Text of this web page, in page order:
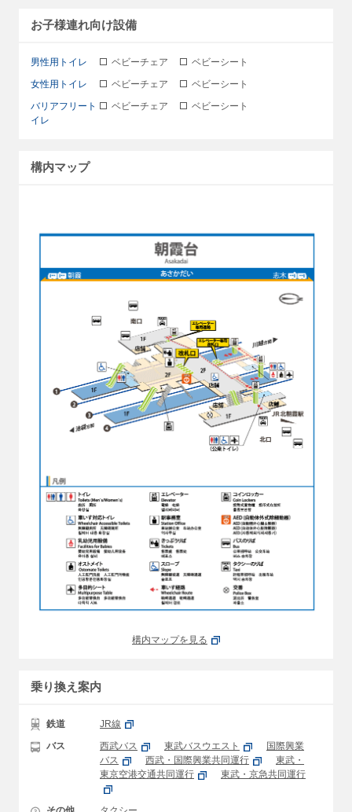
お子様連れ向け設備
男性用トイレ ベビーチェア
ベビーシート
女性用トイレ
ベビーチェア
ベビーシート
バリアフリート
イレ
ベビーチェア ベビーシート
構内マップ
構内マップを見る
乗り換え案内
鉄道 JR線
バス 西武バス 東武バスウエスト
国際興業
バス
西武・国際興業共同運行
東武・
東京空港交通共同運行
東武・京急共同運行